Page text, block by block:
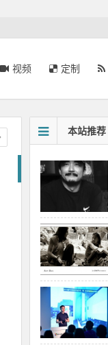
视频 定制
本站推荐